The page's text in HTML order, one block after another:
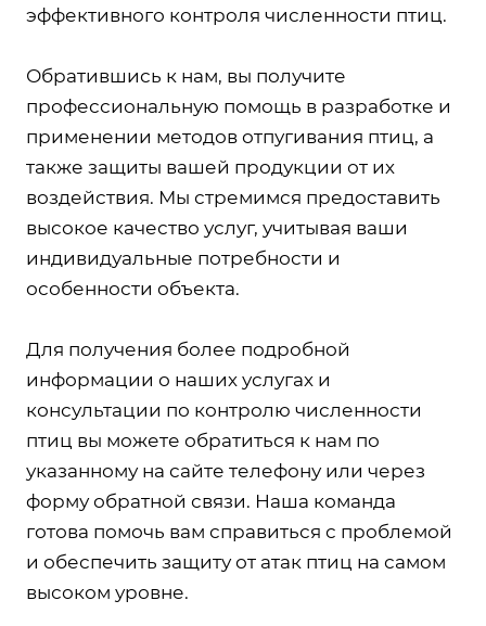
эффективного контроля численности птиц.
Обратившись к нам, вы получите
профессиональную помощь в разработке и
применении методов отпугивания птиц, а
также защиты вашей продукции от их
воздействия. Мы стремимся предоставить
высокое качество услуг, учитывая ваши
индивидуальные потребности и
особенности объекта.
Для получения более подробной
информации о наших услугах и
консультации по контролю численности
птиц вы можете обратиться к нам по
указанному на сайте телефону или через
форму обратной связи. Наша команда
готова помочь вам справиться с проблемой
и обеспечить защиту от атак птиц на самом
высоком уровне.